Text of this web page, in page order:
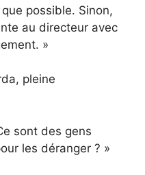
possible. Sinon,
au directeur avec
»
pleine
sont des gens
les déranger ? »